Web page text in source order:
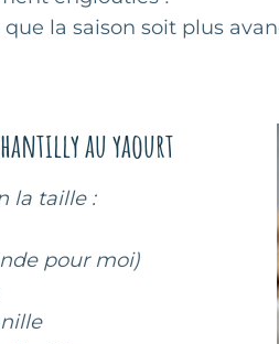
la saison soit plus
au yaourt
la taille :
pour moi)